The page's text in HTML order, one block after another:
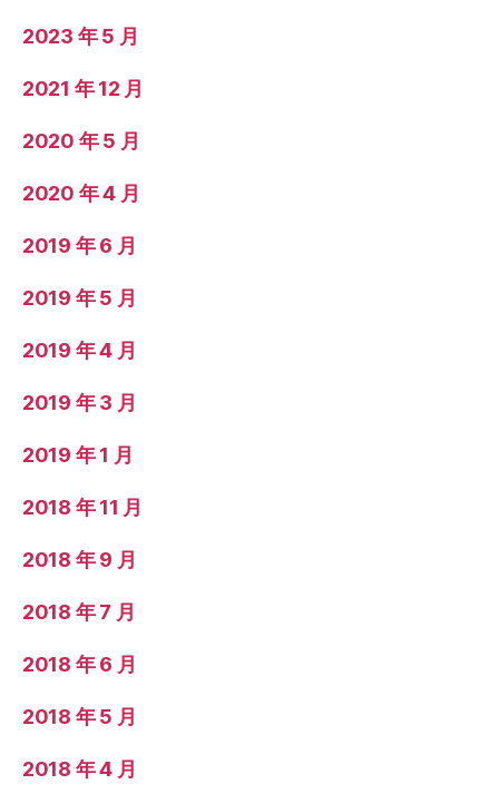
2023 年 5 月
2021 年 12 月
2020 年 5 月
2020 年 4 月
2019 年 6 月
2019 年 5 月
2019 年 4 月
2019 年 3 月
2019 年 1 月
2018 年 11 月
2018 年 9 月
2018 年 7 月
2018 年 6 月
2018 年 5 月
2018 年 4 月